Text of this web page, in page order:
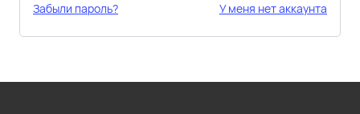
Забыли пароль? У меня нет аккаунта